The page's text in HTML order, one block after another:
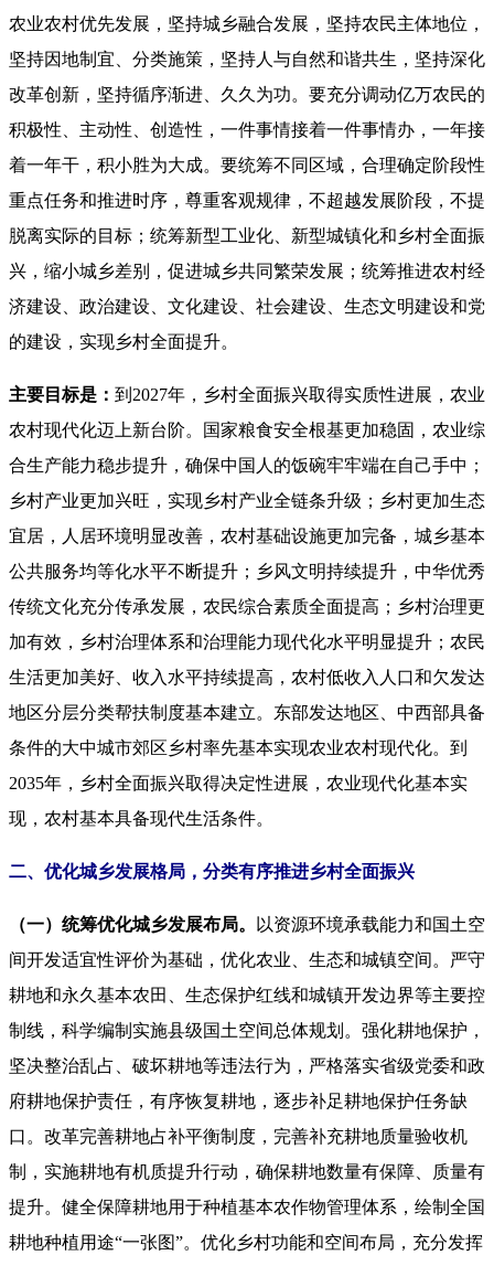
农业农村优先发展，坚持城乡融合发展，坚持农民主体地位，
坚持因地制宜、分类施策，坚持人与自然和谐共生，坚持深化
改革创新，坚持循序渐进、久久为功。要充分调动亿万农民的
积极性、主动性、创造性，一件事情接着一件事情办，一年接
着一年干，积小胜为大成。要统筹不同区域，合理确定阶段性
重点任务和推进时序，尊重客观规律，不超越发展阶段，不提
脱离实际的目标；统筹新型工业化、新型城镇化和乡村全面振
兴，缩小城乡差别，促进城乡共同繁荣发展；统筹推进农村经
济建设、政治建设、文化建设、社会建设、生态文明建设和党
的建设，实现乡村全面提升。
主要目标是： 到2027年，乡村全面振兴取得实质性进展，农业
农村现代化迈上新台阶。国家粮食安全根基更加稳固，农业综
合生产能力稳步提升，确保中国人的饭碗牢牢端在自己手中；
乡村产业更加兴旺，实现乡村产业全链条升级；乡村更加生态
宜居，人居环境明显改善，农村基础设施更加完备，城乡基本
公共服务均等化水平不断提升；乡风文明持续提升，中华优秀
传统文化充分传承发展，农民综合素质全面提高；乡村治理更
加有效，乡村治理体系和治理能力现代化水平明显提升；农民
生活更加美好、收入水平持续提高，农村低收入人口和欠发达
地区分层分类帮扶制度基本建立。东部发达地区、中西部具备
条件的大中城市郊区乡村率先基本实现农业农村现代化。到
2035年，乡村全面振兴取得决定性进展，农业现代化基本实
现，农村基本具备现代生活条件。
二、优化城乡发展格局，分类有序推进乡村全面振兴
（一）统筹优化城乡发展布局。
以资源环境承载能力和国土空
间开发适宜性评价为基础，优化农业、生态和城镇空间。严守
耕地和永久基本农田、生态保护红线和城镇开发边界等主要控
制线，科学编制实施县级国土空间总体规划。强化耕地保护，
坚决整治乱占、破坏耕地等违法行为，严格落实省级党委和政
府耕地保护责任，有序恢复耕地，逐步补足耕地保护任务缺
口。改革完善耕地占补平衡制度，完善补充耕地质量验收机
制，实施耕地有机质提升行动，确保耕地数量有保障、质量有
提升。健全保障耕地用于种植基本农作物管理体系，绘制全国
耕地种植用途“一张图”。优化乡村功能和空间布局，充分发挥